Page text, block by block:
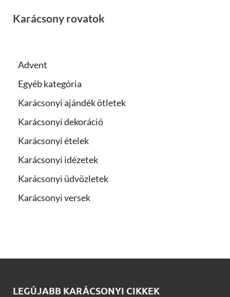
Karácsony rovatok
Advent
Egyéb kategória
Karácsonyi ajándék ötletek
Karácsonyi dekoráció
Karácsonyi ételek
Karácsonyi idézetek
Karácsonyi üdvözletek
Karácsonyi versek
LEGÚJABB KARÁCSONYI CIKKEK